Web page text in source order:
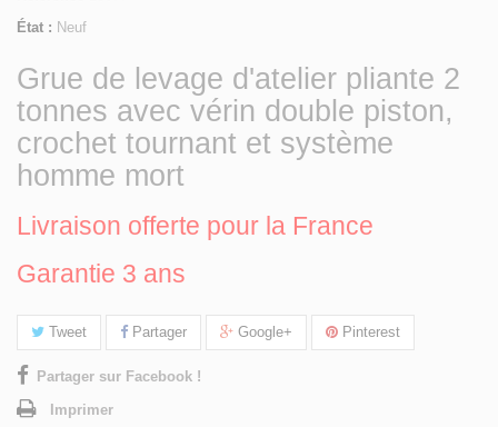
État : Neuf
Grue de levage d'atelier pliante 2
tonnes avec vérin double piston,
crochet tournant et système
homme mort
Livraison offerte pour la France
Garantie 3 ans
Tweet Partager Google+ Pinterest
Partager sur Facebook !
Imprimer